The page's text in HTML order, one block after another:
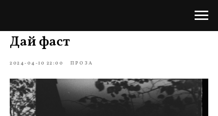
Дай фаст
2024-04-10 22:00 ПРОЗА